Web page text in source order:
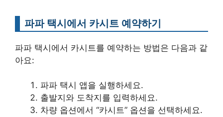
파파 택시에서 카시트 예약하기
파파 택시에서 카시트를 예약하는 방법은 다음과 같
아요:
파파 택시 앱을 실행하세요.
출발지와 도착지를 입력하세요.
차량 옵션에서 “카시트” 옵션을 선택하세요.